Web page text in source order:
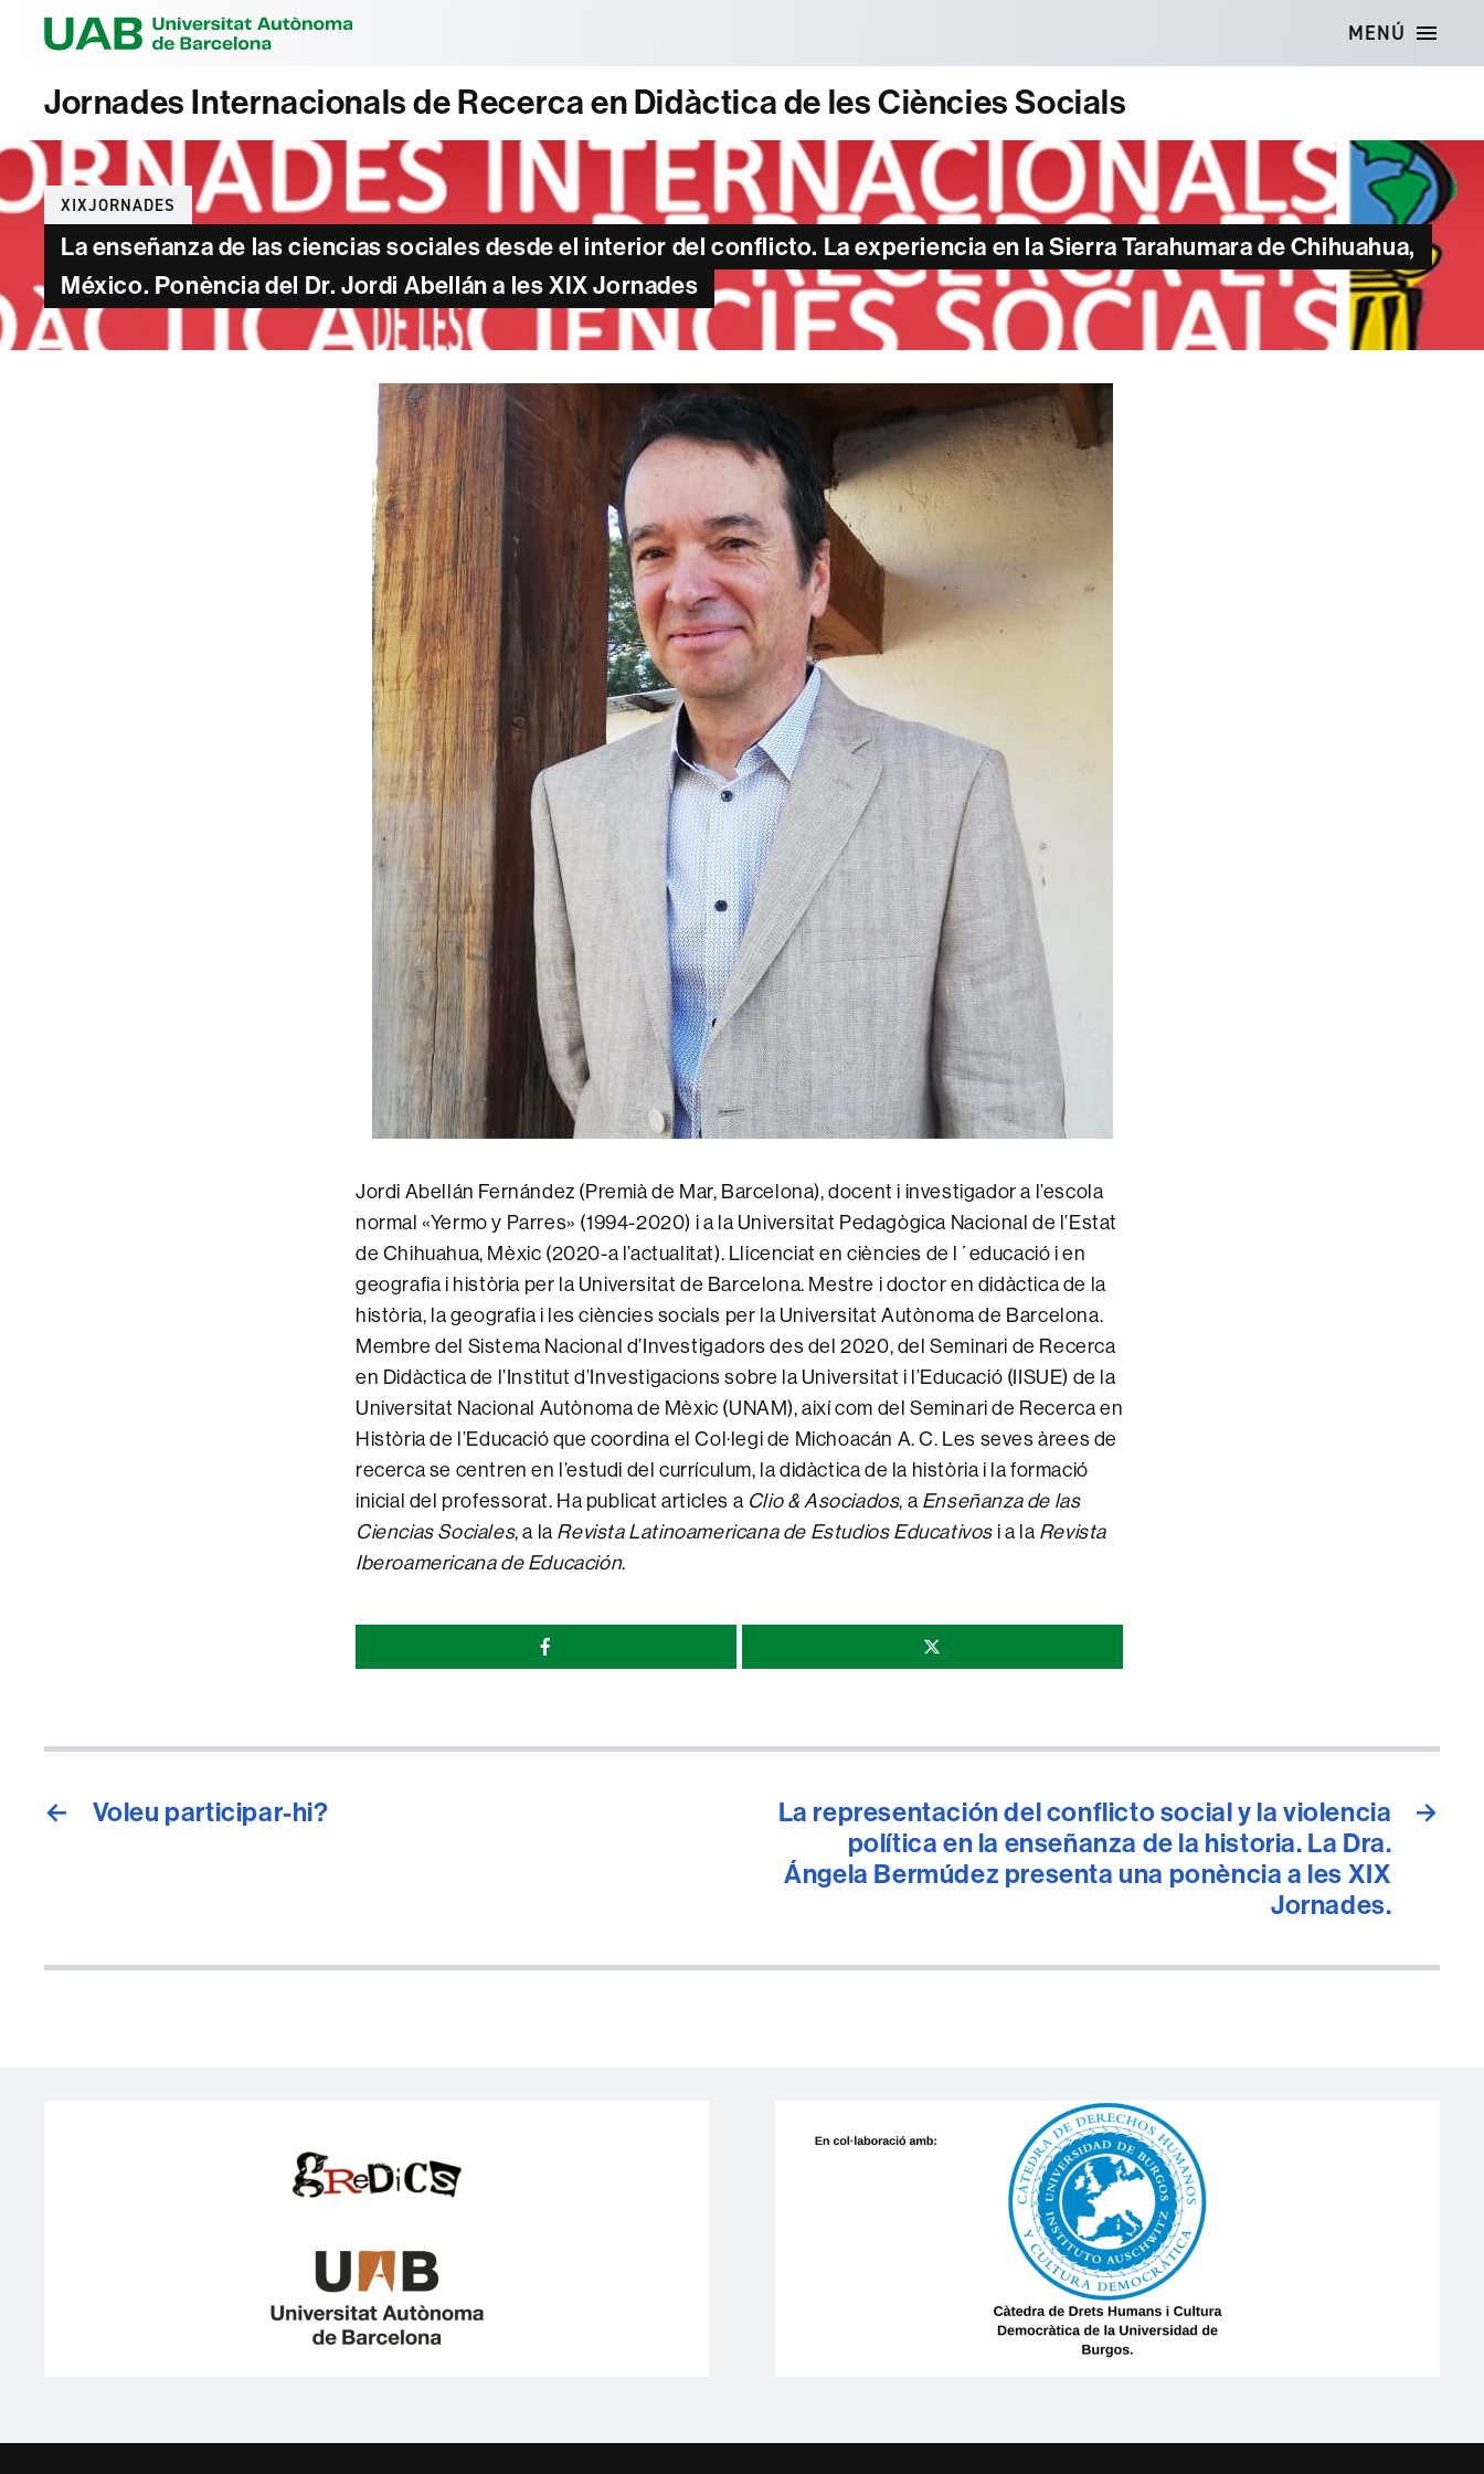
MENÚ
Jornades Internacionals de Recerca en Didàctica de les Ciències Socials
Categories
XIXJORNADES
La enseñanza de las ciencias sociales desde el interior del conflicto. La experiencia en la Sierra Tarahumara de Chihuahua,
México. Ponència del Dr. Jordi Abellán a les XIX Jornades
Jordi Abellán Fernández (Premià de Mar, Barcelona), docent i investigador a l’escola
normal «Yermo y Parres» (1994-2020) i a la Universitat Pedagògica Nacional de l’Estat
de Chihuahua, Mèxic (2020-a l’actualitat). Llicenciat en ciències de l´educació i en
geografia i història per la Universitat de Barcelona. Mestre i doctor en didàctica de la
història, la geografia i les ciències socials per la Universitat Autònoma de Barcelona.
Membre del Sistema Nacional d’Investigadors des del 2020, del Seminari de Recerca
en Didàctica de l’Institut d’Investigacions sobre la Universitat i l’Educació (IISUE) de la
Universitat Nacional Autònoma de Mèxic (UNAM), així com del Seminari de Recerca en
Història de l’Educació que coordina el Col·legi de Michoacán A. C. Les seves àrees de
recerca se centren en l’estudi del currículum, la didàctica de la història i la formació
inicial del professorat. Ha publicat articles a Clio & Asociados, a Enseñanza de las
Ciencias Sociales, a la Revista Latinoamericana de Estudios Educativos i a la Revista
Iberoamericana de Educación.
← Voleu participar-hi? →
La representación del conflicto social y la violencia
política en la enseñanza de la historia. La Dra.
Ángela Bermúdez presenta una ponència a les XIX
Jornades.